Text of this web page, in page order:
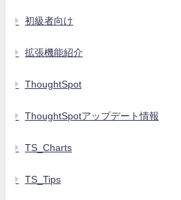
初級者向け
拡張機能紹介
ThoughtSpot
ThoughtSpotアップデート情報
TS_Charts
TS_Tips